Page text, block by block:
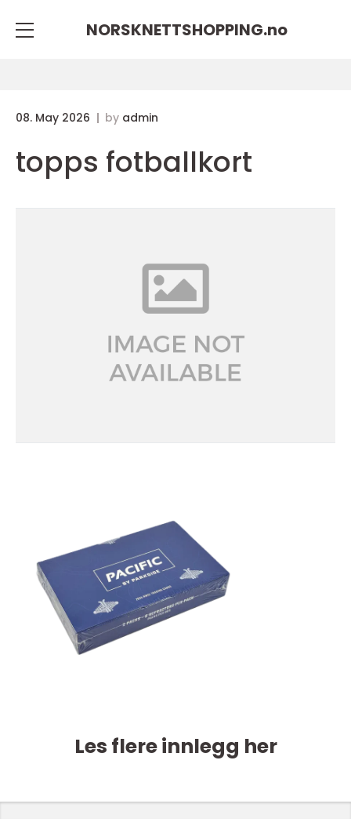
NORSKNETTSHOPPING.no
08. May 2026 by admin
topps fotballkort
Les flere innlegg her